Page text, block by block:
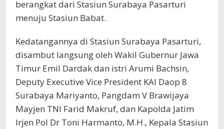
berangkat dari Stasiun Surabaya Pasarturi
menuju Stasiun Babat.
Kedatangannya di Stasiun Surabaya Pasarturi,
disambut langsung oleh Wakil Gubernur Jawa
Timur Emil Dardak dan istri Arumi Bachsin,
Deputy Executive Vice President KAI Daop 8
Surabaya Mariyanto, Pangdam V Brawijaya
Mayjen TNI Farid Makruf, dan Kapolda Jatim
Irjen Pol Dr Toni Harmanto, M.H., Kepala Stasiun